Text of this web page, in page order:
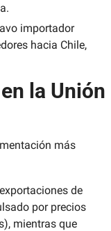
importador
hacia Chile,
la Unión
más
de
por precios
mientras que